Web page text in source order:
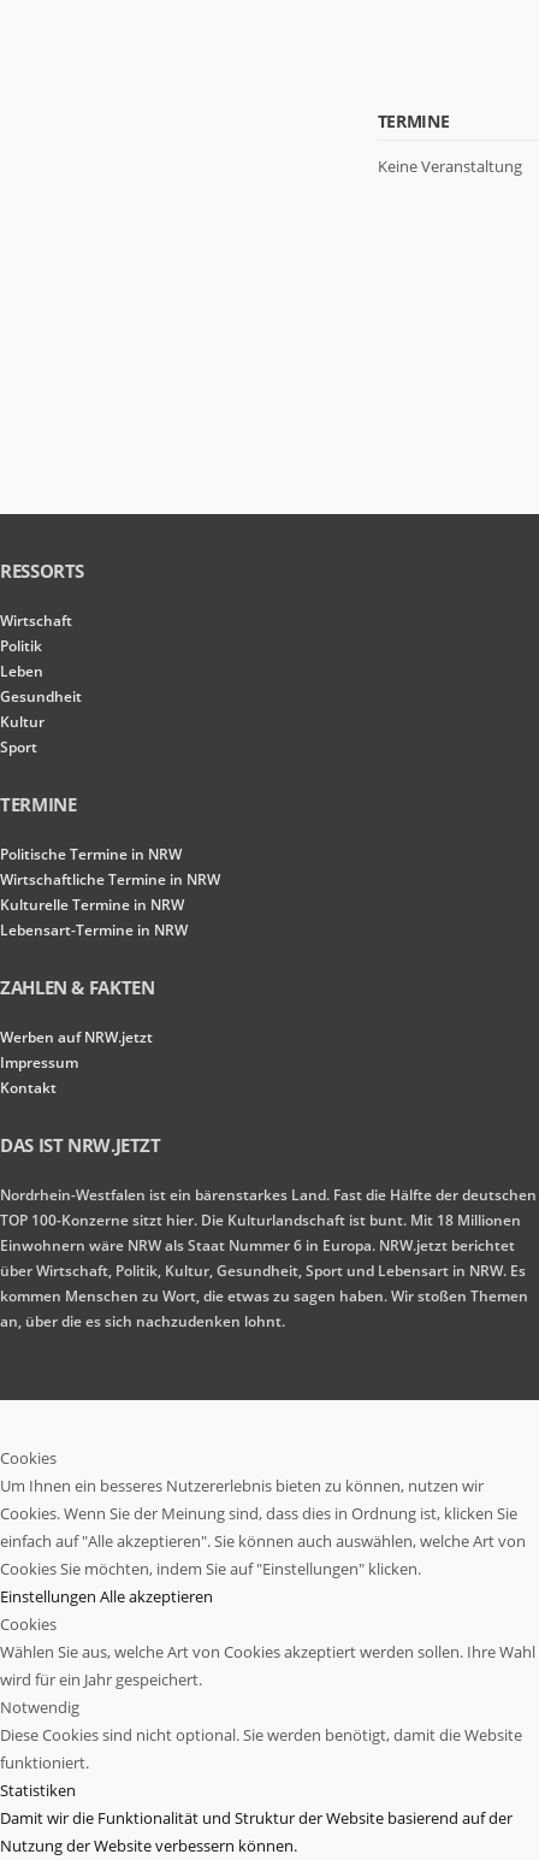
TERMINE
Keine Veranstaltung
RESSORTS
Wirtschaft
Politik
Leben
Gesundheit
Kultur
Sport
TERMINE
Politische Termine in NRW
Wirtschaftliche Termine in NRW
Kulturelle Termine in NRW
Lebensart-Termine in NRW
ZAHLEN & FAKTEN
Werben auf NRW.jetzt
Impressum
Kontakt
DAS IST NRW.JETZT
Nordrhein-Westfalen ist ein bärenstarkes Land. Fast die Hälfte der deutschen
TOP 100-Konzerne sitzt hier. Die Kulturlandschaft ist bunt. Mit 18 Millionen
Einwohnern wäre NRW als Staat Nummer 6 in Europa. NRW.jetzt berichtet
über Wirtschaft, Politik, Kultur, Gesundheit, Sport und Lebensart in NRW. Es
kommen Menschen zu Wort, die etwas zu sagen haben. Wir stoßen Themen
an, über die es sich nachzudenken lohnt.
Cookies
Um Ihnen ein besseres Nutzererlebnis bieten zu können, nutzen wir
Cookies. Wenn Sie der Meinung sind, dass dies in Ordnung ist, klicken Sie
einfach auf "Alle akzeptieren". Sie können auch auswählen, welche Art von
Cookies Sie möchten, indem Sie auf "Einstellungen" klicken.
Einstellungen Alle akzeptieren
Cookies
Wählen Sie aus, welche Art von Cookies akzeptiert werden sollen. Ihre Wahl
wird für ein Jahr gespeichert.
Notwendig
Diese Cookies sind nicht optional. Sie werden benötigt, damit die Website
funktioniert.
Statistiken
Damit wir die Funktionalität und Struktur der Website basierend auf der
Nutzung der Website verbessern können.